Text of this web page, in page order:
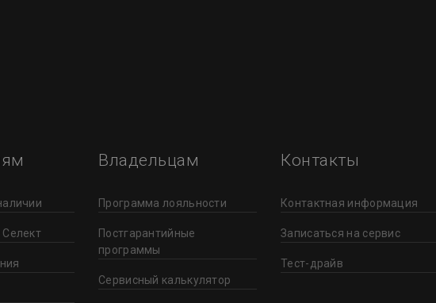
Владельцам
Программа лояльности
Постгарантийные
программы
Сервисный калькулятор
Контакты
Контактная информация
Записаться на сервис
Тест-драйв